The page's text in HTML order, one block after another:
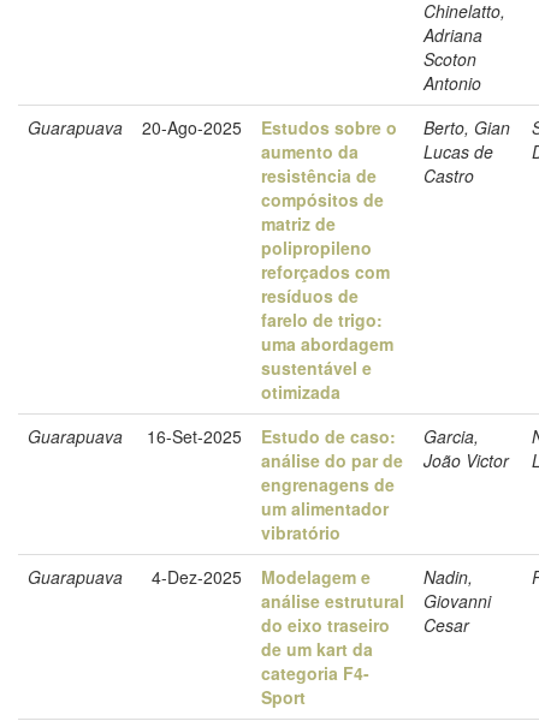
Chinelatto,
Adriana
Scoton
Antonio
Guarapuava
20-Ago-2025
Estudos sobre o
aumento da
resistência de
compósitos de
matriz de
polipropileno
reforçados com
resíduos de
farelo de trigo:
uma abordagem
sustentável e
otimizada
Berto, Gian
Lucas de
Castro
Guarapuava 16-Set-2025
Estudo de caso:
análise do par de
engrenagens de
um alimentador
vibratório
Garcia,
João Victor
Guarapuava 4-Dez-2025
Modelagem e
análise estrutural
do eixo traseiro
de um kart da
categoria F4-
Sport
Nadin,
Giovanni
Cesar